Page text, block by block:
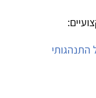
התנהגותי